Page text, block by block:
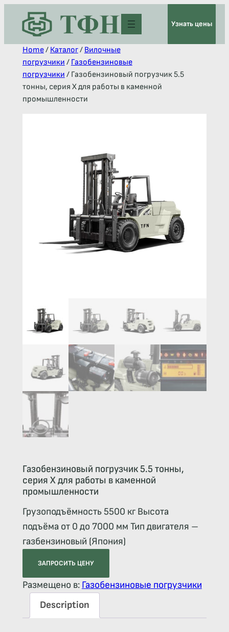
Узнать цены
Home/ Каталог/ Вилочные
погрузчики / Газобензиновые
погрузчики / Газобензиновый погрузчик 5.5
тонны, серия X для работы в каменной
промышленности
Газобензиновый погрузчик 5.5 тонны,
серия X для работы в каменной
промышленности
Грузоподъёмность 5500 кг Высота
подъёма от 0 до 7000 мм Тип двигателя –
газбензиновый (Япония)
ЗАПРОСИТЬ ЦЕНУ
Размещено в: Газобензиновые погрузчики
Description